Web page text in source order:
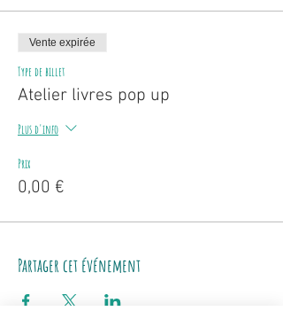
Vente expirée
Type de billet
Atelier livres pop up
Plus d'info
Prix
0,00 €
Partager cet événement